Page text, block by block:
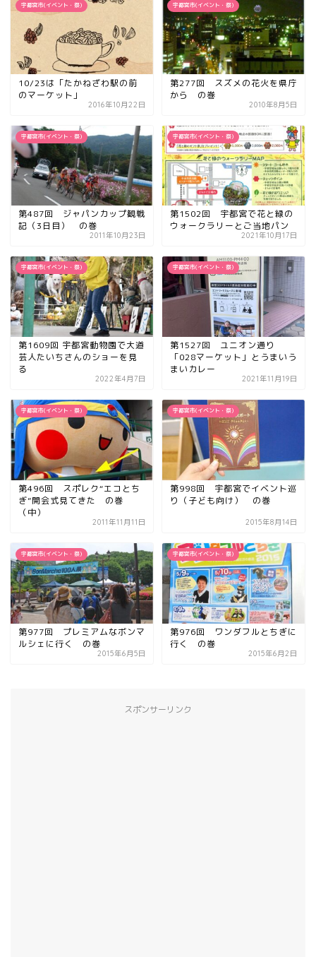
宇都宮市(イベント・祭)
10/23は「たかねざわ駅の前
のマーケット」
2016年10月22日
宇都宮市(イベント・祭)
第277回 スズメの花火を県庁
から の巻
2010年8月5日
宇都宮市(イベント・祭)
第487回 ジャパンカップ観戦
記（3日目） の巻
2011年10月23日
宇都宮市(イベント・祭)
第1502回 宇都宮で花と緑の
ウォークラリーとご当地パン
2021年10月17日
宇都宮市(イベント・祭)
第1609回 宇都宮動物園で大道
芸人たいちさんのショーを見
る
2022年4月7日
宇都宮市(イベント・祭)
第1527回 ユニオン通り
「028マーケット」とうまいう
まいカレー
2021年11月19日
宇都宮市(イベント・祭)
第496回 スポレク“エコとち
ぎ”開会式見てきた の巻
（中）
2011年11月11日
宇都宮市(イベント・祭)
第998回 宇都宮でイベント巡
り（子ども向け） の巻
2015年8月14日
宇都宮市(イベント・祭)
第977回 プレミアムなボンマ
ルシェに行く の巻
2015年6月5日
宇都宮市(イベント・祭)
第976回 ワンダフルとちぎに
行く の巻
2015年6月2日
スポンサーリンク